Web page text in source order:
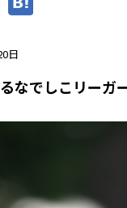
日
なでしこリーガ